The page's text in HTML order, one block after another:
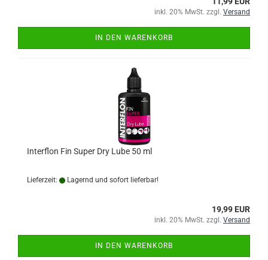
inkl. 20% MwSt. zzgl. Versand
IN DEN WARENKORB
Interflon Fin Super Dry Lube 50 ml
Lieferzeit: Lagernd und sofort lieferbar!
19,99 EUR
inkl. 20% MwSt. zzgl. Versand
IN DEN WARENKORB